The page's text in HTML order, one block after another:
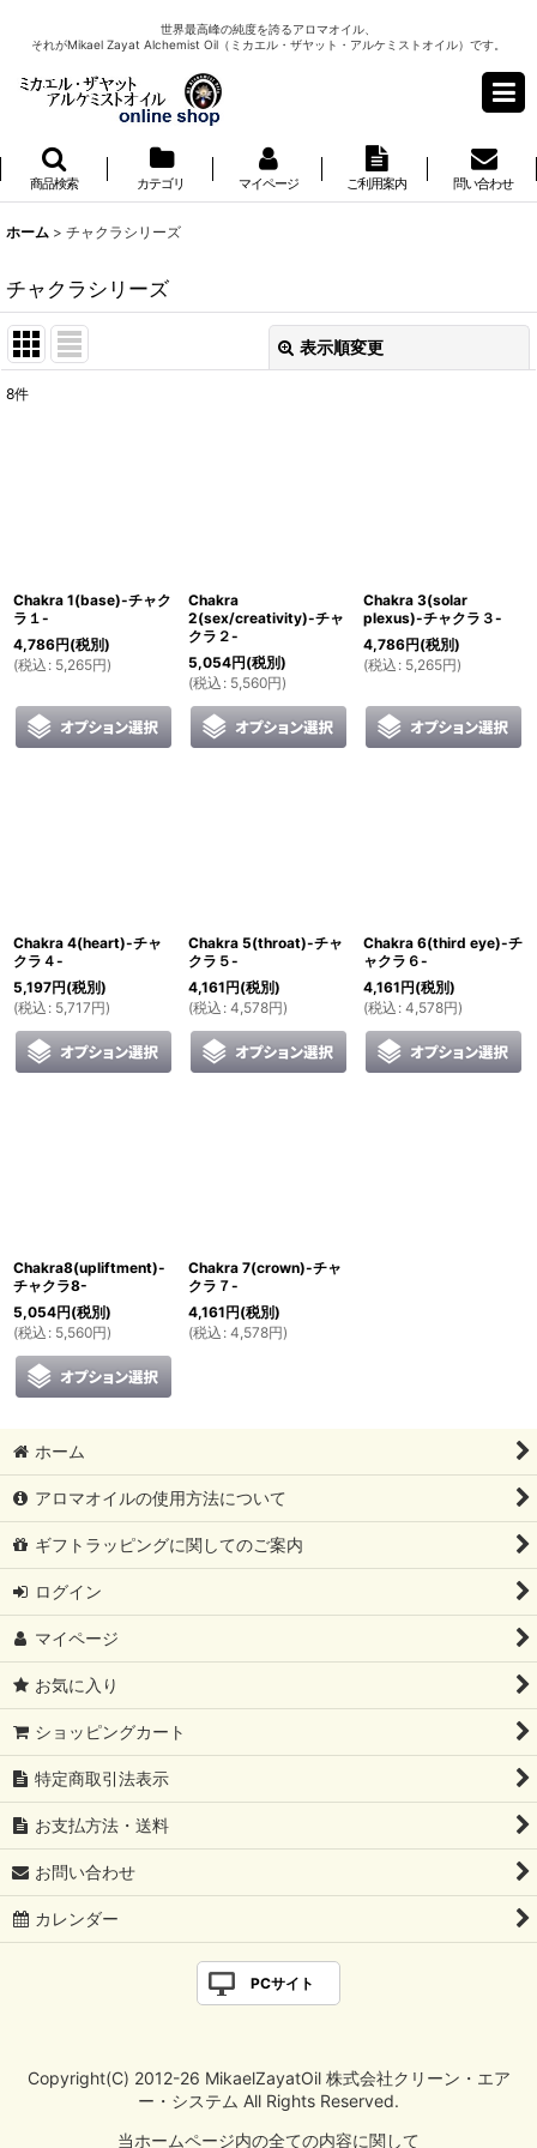
世界最高峰の純度を誇るアロマオイル、
それがMikael Zayat Alchemist Oil（ミカエル・ザヤット・アルケミストオイル）です。
商品検索 カテゴリ マイページ ご利用案内 問い合わせ
ホーム > チャクラシリーズ
チャクラシリーズ
表示順変更
8件
Chakra 1(base)-チャク
ラ１-
4,786円(税別)
(税込 : 5,265円)
Chakra
2(sex/creativity)-チャ
クラ２-
5,054円(税別)
(税込 : 5,560円)
Chakra 3(solar
plexus)-チャクラ３-
4,786円(税別)
(税込 : 5,265円)
Chakra 4(heart)-チャ
クラ４-
5,197円(税別)
(税込 : 5,717円)
Chakra 5(throat)-チャ
クラ５-
4,161円(税別)
(税込 : 4,578円)
Chakra 6(third eye)-チ
ャクラ６-
4,161円(税別)
(税込 : 4,578円)
Chakra8(upliftment)-
チャクラ8-
5,054円(税別)
(税込 : 5,560円)
Chakra 7(crown)-チャ
クラ７-
4,161円(税別)
(税込 : 4,578円)
ホーム
アロマオイルの使用方法について
ギフトラッピングに関してのご案内
ログイン
マイページ
お気に入り
ショッピングカート
特定商取引法表示
お支払方法・送料
お問い合わせ
カレンダー
PCサイト
Copyright(C) 2012-26 MikaelZayatOil 株式会社クリーン・エア
ー・システム All Rights Reserved.
当ホームページ内の全ての内容に関して